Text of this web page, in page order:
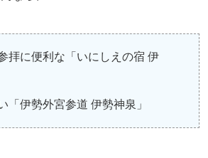
拝に便利な「いにしえの宿 伊
「伊勢外宮参道 伊勢神泉」